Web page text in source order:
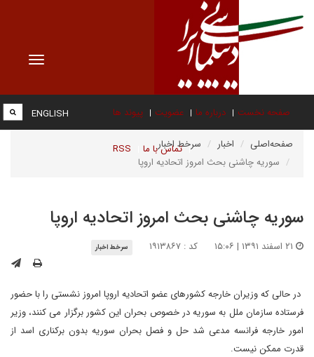
Toggle
صفحه نخست درباره ما عضویت پیوند ها
تماس با ما RSS
ENGLISH
صفحه‌اصلی اخبار
سرخط اخبار
سوریه چاشنی بحث امروز اتحادیه اروپا
سوریه چاشنی بحث امروز اتحادیه اروپا
کد : ۱۹۱۳۸۶۷ سرخط اخبار
در حالی که وزیران خارجه کشورهای عضو اتحادیه اروپا امروز نشستی را با حضور
فرستاده سازمان ملل به سوریه در خصوص بحران این کشور برگزار می کنند، وزیر
امور خارجه فرانسه مدعی شد حل و فصل بحران سوریه بدون برکناری اسد از
قدرت ممکن نیست.